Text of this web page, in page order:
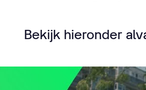
Bekijk hieronder